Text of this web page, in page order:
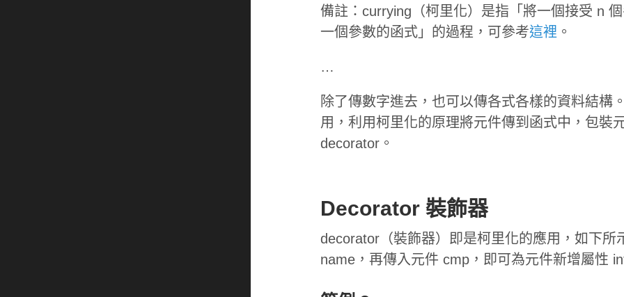
備註：currying（柯里化）是指「將一個接受 n
一個參數的函式」的過程，可參考這裡 。
…
除了傳數字進去，也可以傳各式各樣的資料結構
用，利用柯里化的原理將元件傳到函式中，包裝
decorator。
Decorator 裝飾器
decorator（裝飾器）即是柯里化的應用，如下所
name，再傳入元件 cmp，即可為元件新增屬性